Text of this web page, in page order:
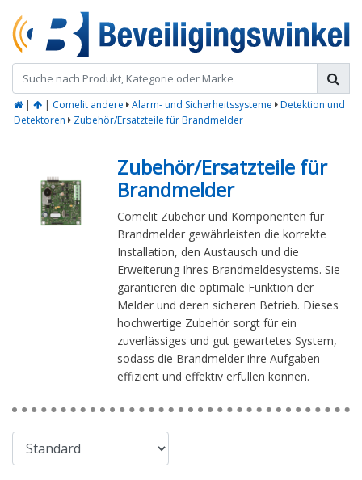
| | Comelit andere Alarm- und Sicherheitssysteme
Detektion und
Detektoren
Zubehör/Ersatzteile für Brandmelder
Zubehör/Ersatzteile für
Brandmelder
Comelit Zubehör und Komponenten für
Brandmelder gewährleisten die korrekte
Installation, den Austausch und die
Erweiterung Ihres Brandmeldesystems. Sie
garantieren die optimale Funktion der
Melder und deren sicheren Betrieb. Dieses
hochwertige Zubehör sorgt für ein
zuverlässiges und gut gewartetes System,
sodass die Brandmelder ihre Aufgaben
effizient und effektiv erfüllen können.